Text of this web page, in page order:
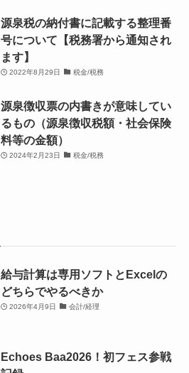
源泉税の納付書に記載する整理番
号について【税務署から通知され
ます】
2022年8月29日 税金/税務
源泉徴収票の内書きが意味してい
るもの（源泉徴収税額・社会保険
料等の金額）
2024年2月23日 税金/税務
給与計算は専用ソフトとExcelの
どちらでやるべきか
2026年4月9日 会計/経理
Echoes Baa2026！初フェス参戦